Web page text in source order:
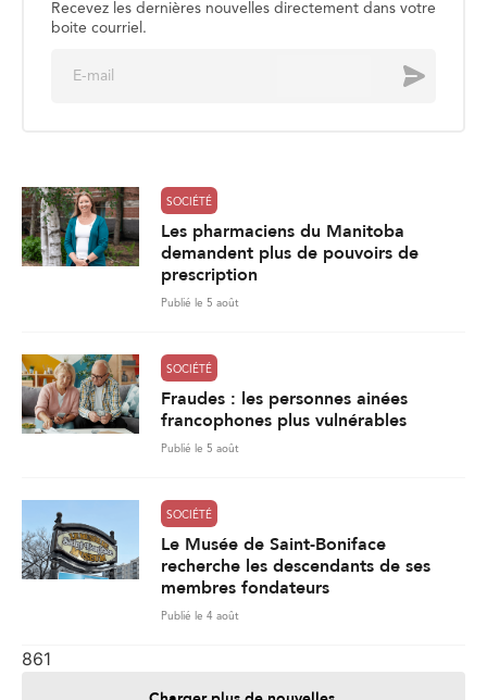
Recevez les dernières nouvelles directement dans votre
boite courriel.
Envoyer
SOCIÉTÉ
Les pharmaciens du Manitoba
demandent plus de pouvoirs de
prescription
Publié le 5 août
SOCIÉTÉ
Fraudes : les personnes ainées
francophones plus vulnérables
Publié le 5 août
SOCIÉTÉ
Le Musée de Saint-Boniface
recherche les descendants de ses
membres fondateurs
Publié le 4 août
861